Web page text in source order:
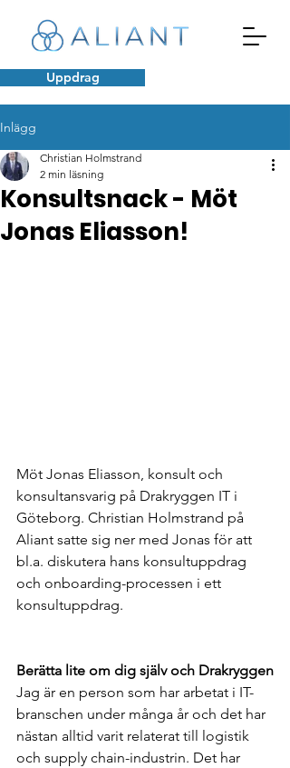
Uppdrag
Inlägg
Konsultsnack - Möt
Jonas Eliasson!
Christian Holmstrand
2 min läsning
Möt Jonas Eliasson, konsult och
konsultansvarig på Drakryggen IT i
Göteborg. Christian Holmstrand på
Aliant satte sig ner med Jonas för att
bl.a. diskutera hans konsultuppdrag
och onboarding-processen i ett
konsultuppdrag.
Berätta lite om dig själv och Drakryggen
Jag är en person som har arbetat i IT-
branschen under många år och det har
nästan alltid varit relaterat till logistik
och supply chain-industrin. Det har